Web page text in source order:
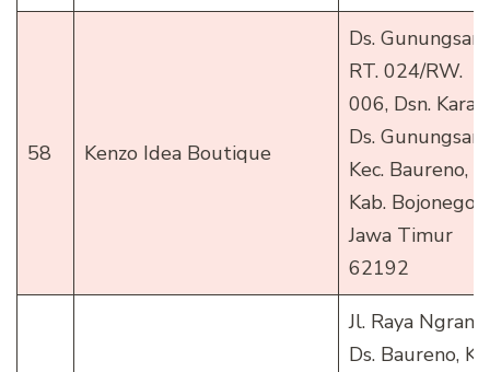
58 Kenzo Idea Boutique
Ds. Gunungsari
RT. 024/RW.
006, Dsn. Karan,
Ds. Gunungsari,
Kec. Baureno,
Kab.
Jawa Timur
62192
Jl. Raya
Ds. Baureno,